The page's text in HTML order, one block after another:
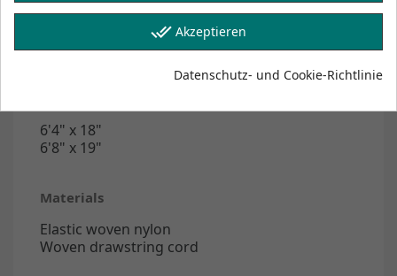
Heavy-duty drawstring closure
Convertible to accommodate classic and blunt-
nose board shapes
6'4" x 18"
6'8" x 19"
Materials
Elastic woven nylon
Woven drawstring cord
done_all Akzeptieren
Datenschutz- und Cookie-Richtlinie